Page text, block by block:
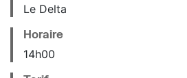
Le Delta
Horaire
14h00